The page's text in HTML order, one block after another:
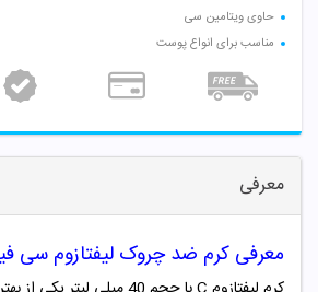
حاوی ویتامین سی
مناسب برای انواع پوست
معرفی
معرفی کرم ضد چروک لیفتازوم